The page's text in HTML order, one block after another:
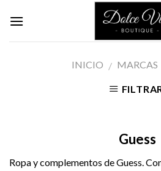
INICIO / MARCAS
Guess
Ropa y complementos de Guess.